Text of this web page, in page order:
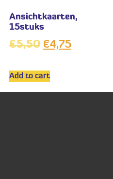
Ansichtkaarten,
15stuks
€5,50 €4,75
Add to cart